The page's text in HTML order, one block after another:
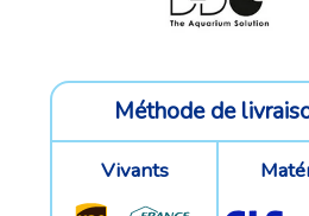
Méthode de
Vivants